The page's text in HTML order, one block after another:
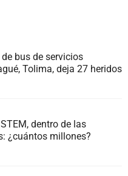
bus de servicios
Tolima, deja 27 heridos
dentro de las
¿cuántos millones?